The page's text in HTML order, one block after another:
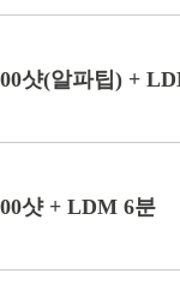
샷(알파팁) +
샷 + LDM 6분